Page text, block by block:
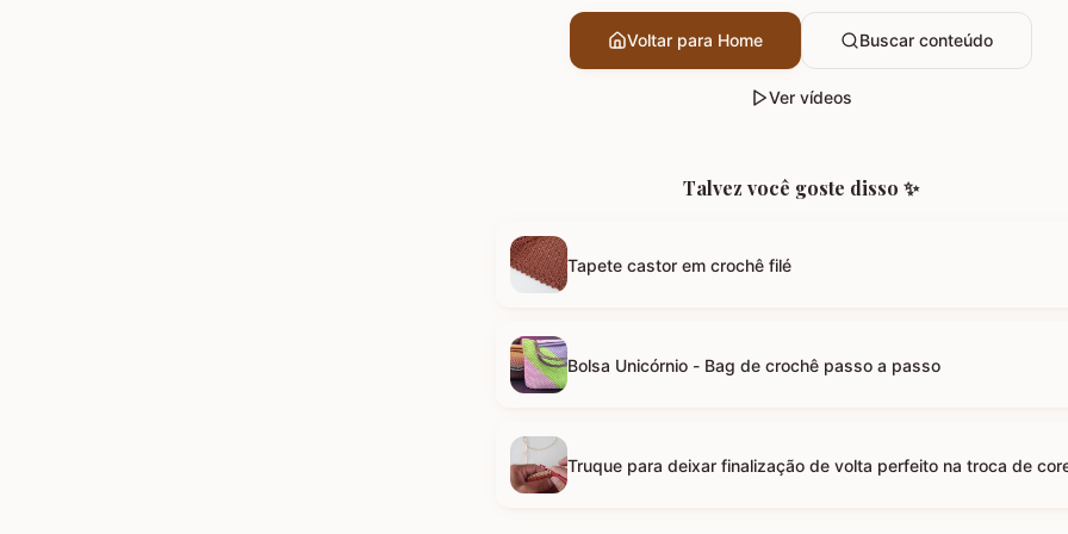
Voltar para Home Buscar conteúdo
Ver vídeos
Talvez você goste disso ✨
Tapete castor em crochê filé
Bolsa Unicórnio - Bag de crochê passo a passo
Truque para deixar finalização de volta perfeito na troca de